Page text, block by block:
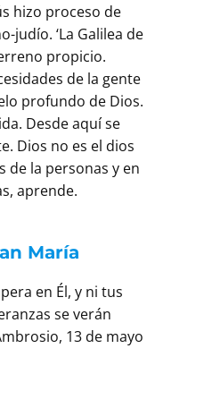
hizo proceso de
judío. ‘La Galilea de
propicio.
de la gente
profundo de Dios.
Desde aquí se
Dios no es el dios
de la personas y en
aprende.
María
en Él, y ni tus
se verán
13 de mayo